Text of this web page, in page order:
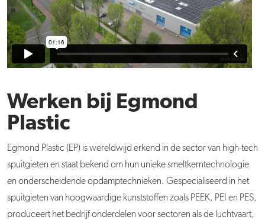
Werken bij Egmond
Plastic
Egmond Plastic (EP) is wereldwijd erkend in de sector van high-tech
spuitgieten en staat bekend om hun unieke smeltkerntechnologie
en onderscheidende opdamptechnieken. Gespecialiseerd in het
spuitgieten van hoogwaardige kunststoffen zoals PEEK, PEI en PES,
produceert het bedrijf onderdelen voor sectoren als de luchtvaart,